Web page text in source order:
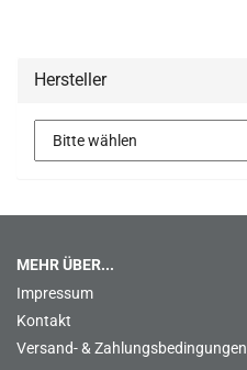
Hersteller
MEHR ÜBER...
Impressum
Kontakt
Versand- & Zahlungsbedingungen